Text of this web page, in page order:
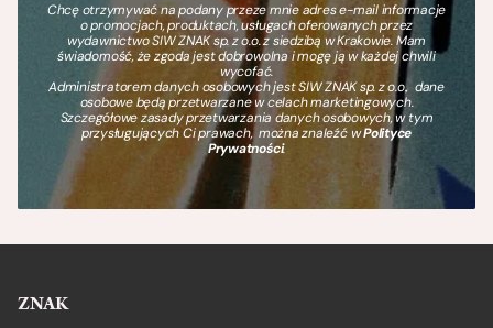
Chcę otrzymywać na podany przeze mnie adres e-mail informacje
o promocjach, produktach, usługach oferowanych przez
wydawnictwo SIW ZNAK sp. z o.o. z siedzibą w Krakowie. Mam
świadomość, że zgoda jest dobrowolna i mogę ją w każdej chwili
wycofać.
Administratorem danych osobowych jest SIW ZNAK sp. z o.o., dane
osobowe będą przetwarzane w celach marketingowych.
Szczegółowe zasady przetwarzania danych osobowych, w tym
przysługujących Ci prawach, można znaleźć wPolityce
Prywatności.
ZNAK